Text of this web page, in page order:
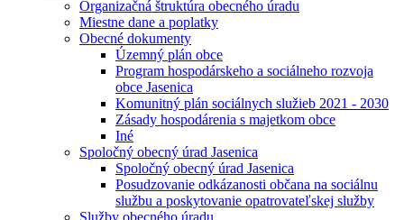
Organizačná štruktúra obecného úradu
Miestne dane a poplatky
Obecné dokumenty
Územný plán obce
Program hospodárskeho a sociálneho rozvoja
obce Jasenica
Komunitný plán sociálnych služieb 2021 - 2030
Zásady hospodárenia s majetkom obce
Iné
Spoločný obecný úrad Jasenica
Spoločný obecný úrad Jasenica
Posudzovanie odkázanosti občana na sociálnu
službu a poskytovanie opatrovateľskej služby
Služby obecného úradu